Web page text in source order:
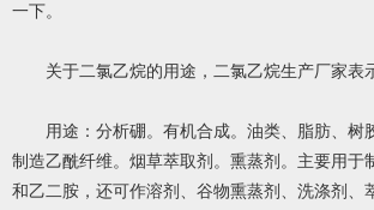
一下。
关于二氯乙烷的用途，二氯乙烷生产厂家表
用途：分析硼。有机合成。油类、脂肪、树胶
制造乙酰纤维。烟草萃取剂。熏蒸剂。主要用于
和乙二胺，还可作溶剂、谷物熏蒸剂、洗涤剂、